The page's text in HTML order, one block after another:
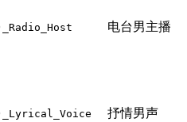
电台男主播
抒情男声